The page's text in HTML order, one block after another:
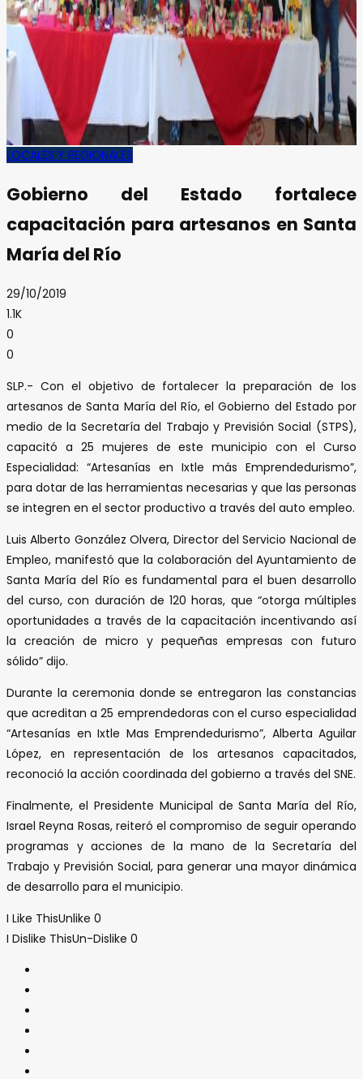
LOCALES Y REGIONALES
Gobierno del Estado fortalece
capacitación para artesanos en Santa
María del Río
29/10/2019
1.1K
0
0
SLP.- Con el objetivo de fortalecer la preparación de los
artesanos de Santa María del Río, el Gobierno del Estado por
medio de la Secretaría del Trabajo y Previsión Social (STPS),
capacitó a 25 mujeres de este municipio con el Curso
Especialidad: “Artesanías en Ixtle más Emprendedurismo”,
para dotar de las herramientas necesarias y que las personas
se integren en el sector productivo a través del auto empleo.
Luis Alberto González Olvera, Director del Servicio Nacional de
Empleo, manifestó que la colaboración del Ayuntamiento de
Santa María del Río es fundamental para el buen desarrollo
del curso, con duración de 120 horas, que “otorga múltiples
oportunidades a través de la capacitación incentivando así
la creación de micro y pequeñas empresas con futuro
sólido” dijo.
Durante la ceremonia donde se entregaron las constancias
que acreditan a 25 emprendedoras con el curso especialidad
“Artesanías en Ixtle Mas Emprendedurismo”, Alberta Aguilar
López, en representación de los artesanos capacitados,
reconoció la acción coordinada del gobierno a través del SNE.
Finalmente, el Presidente Municipal de Santa María del Río,
Israel Reyna Rosas, reiteró el compromiso de seguir operando
programas y acciones de la mano de la Secretaría del
Trabajo y Previsión Social, para generar una mayor dinámica
de desarrollo para el municipio.
I Like ThisUnlike 0
I Dislike ThisUn-Dislike 0